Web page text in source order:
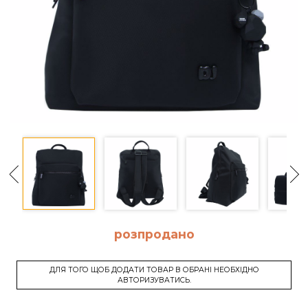
розпродано
ДЛЯ ТОГО ЩОБ ДОДАТИ ТОВАР В ОБРАНІ НЕОБХІДНО
АВТОРИЗУВАТИСЬ.